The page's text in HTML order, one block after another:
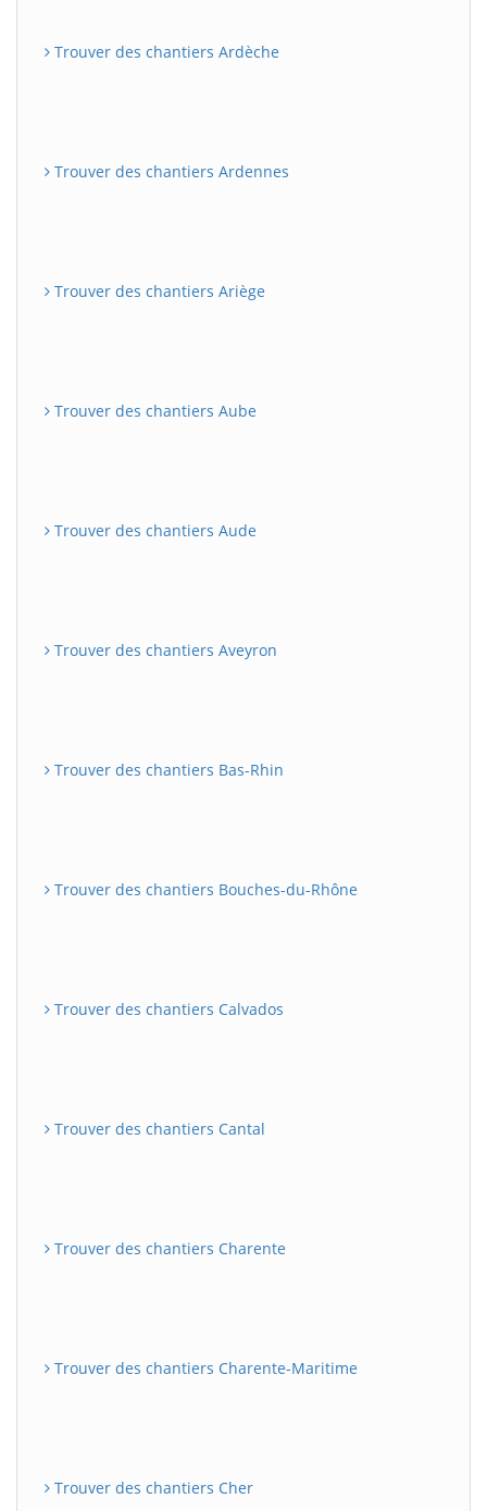
Trouver des chantiers Ardèche
Trouver des chantiers Ardennes
Trouver des chantiers Ariège
Trouver des chantiers Aube
Trouver des chantiers Aude
Trouver des chantiers Aveyron
Trouver des chantiers Bas-Rhin
Trouver des chantiers Bouches-du-Rhône
Trouver des chantiers Calvados
Trouver des chantiers Cantal
Trouver des chantiers Charente
Trouver des chantiers Charente-Maritime
Trouver des chantiers Cher